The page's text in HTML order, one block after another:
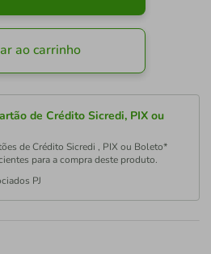
ao carrinho
de Crédito Sicredi, PIX ou
de Crédito Sicredi , PIX ou Boleto*
para a compra deste produto.
PJ